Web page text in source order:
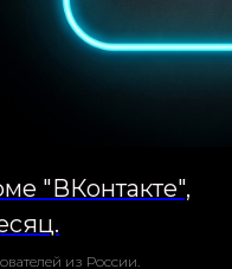
"ВКонтакте",
из России.